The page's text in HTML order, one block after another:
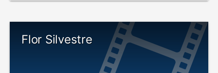
Flor Silvestre